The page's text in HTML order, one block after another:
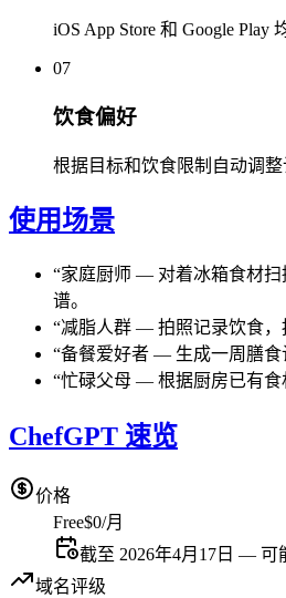
iOS App Store 和 Google Play
07
饮食偏好
根据目标和饮食限制自动调整
使用场景
“家庭厨师 — 对着冰箱食材
谱。
“减脂人群 — 拍照记录饮食，
“备餐爱好者 — 生成一周膳食
“忙碌父母 — 根据厨房已有食
ChefGPT 速览
价格
Free$0/月
截至 2026年4月17日 — 可
域名评级